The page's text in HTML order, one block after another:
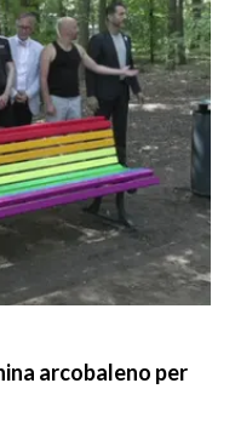
arcobaleno per